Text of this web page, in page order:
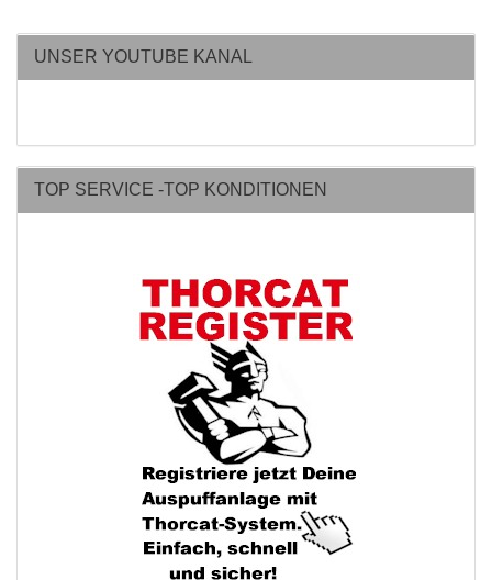
UNSER YOUTUBE KANAL
TOP SERVICE -TOP KONDITIONEN